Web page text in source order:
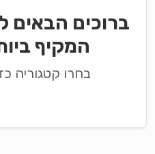
ברוכים הבאים
המקיף
בחרו קטגוריה